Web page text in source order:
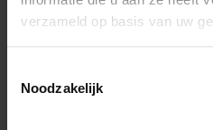
verzameld op basis van uw
Noodzakelijk